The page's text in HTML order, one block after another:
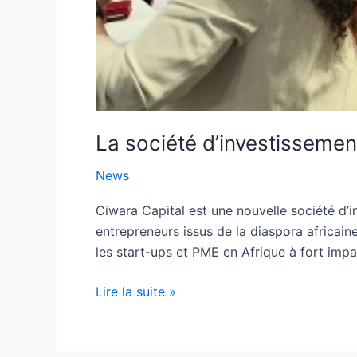
La société
News
Ciwara Capital est une nouvelle société
entrepreneurs issus de la diaspora
les start-ups et PME en Afrique à fort
Lire la suite »